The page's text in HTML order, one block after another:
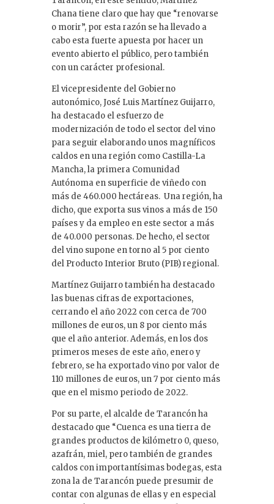
Chana tiene claro que hay que “renovarse
o morir”, por esta razón se ha llevado a
cabo esta fuerte apuesta por hacer un
evento abierto el público, pero también
con un carácter profesional.
El vicepresidente del Gobierno
autonómico, José Luis Martínez Guijarro,
ha destacado el esfuerzo de
modernización de todo el sector del vino
para seguir elaborando unos magníficos
caldos en una región como Castilla-La
Mancha, la primera Comunidad
Autónoma en superficie de viñedo con
más de 460.000 hectáreas. Una región, ha
dicho, que exporta sus vinos a más de 150
países y da empleo en este sector a más
de 40.000 personas. De hecho, el sector
del vino supone en torno al 5 por ciento
del Producto Interior Bruto (PIB) regional.
Martínez Guijarro también ha destacado
las buenas cifras de exportaciones,
cerrando el año 2022 con cerca de 700
millones de euros, un 8 por ciento más
que el año anterior. Además, en los dos
primeros meses de este año, enero y
febrero, se ha exportado vino por valor de
110 millones de euros, un 7 por ciento más
que en el mismo periodo de 2022.
Por su parte, el alcalde de Tarancón ha
destacado que “Cuenca es una tierra de
grandes productos de kilómetro 0, queso,
azafrán, miel, pero también de grandes
caldos con importantísimas bodegas, esta
zona la de Tarancón puede presumir de
contar con algunas de ellas y en especial